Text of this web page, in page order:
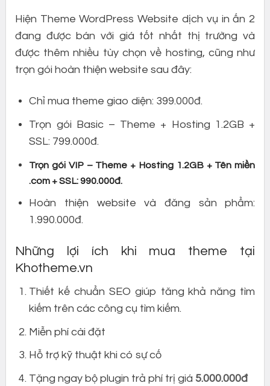
Hiện Theme WordPress Website dịch vụ in ấn 2
đang được bán với giá tốt nhất thị trường và
được thêm nhiều tùy chọn về hosting, cũng như
trọn gói hoàn thiện website sau đây:
Chỉ mua theme giao diện: 399.000đ.
Trọn gói Basic – Theme + Hosting 1.2GB +
SSL: 799.000đ.
Trọn gói VIP – Theme + Hosting 1.2GB + Tên miền
.com + SSL: 990.000đ.
Hoàn thiện website và đăng sản phẩm:
1.990.000đ.
Những lợi ích khi mua theme tại
Khotheme.vn
Thiết kế chuẩn SEO giúp tăng khả năng tìm
kiếm trên các công cụ tìm kiếm.
Miễn phí cài đặt
Hỗ trợ kỹ thuật khi có sự cố
Tặng ngay bộ plugin trả phí trị giá 5.000.000đ